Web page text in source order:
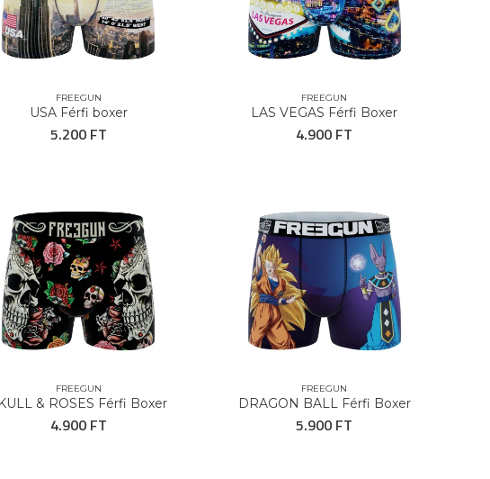
FREEGUN
USA Férfi boxer
5.200 FT
FREEGUN
LAS VEGAS Férfi Boxer
4.900 FT
FREEGUN
& ROSES Férfi Boxer
4.900 FT
FREEGUN
DRAGON BALL Férfi Boxer
5.900 FT